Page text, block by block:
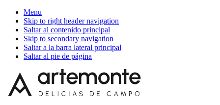
Menu
Skip to right header navigation
Saltar al contenido principal
Skip to secondary navigation
Saltar a la barra lateral principal
Saltar al pie de página